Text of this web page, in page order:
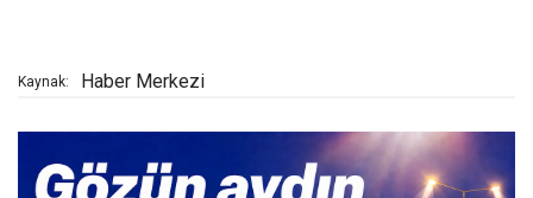
Kaynak: Haber Merkezi